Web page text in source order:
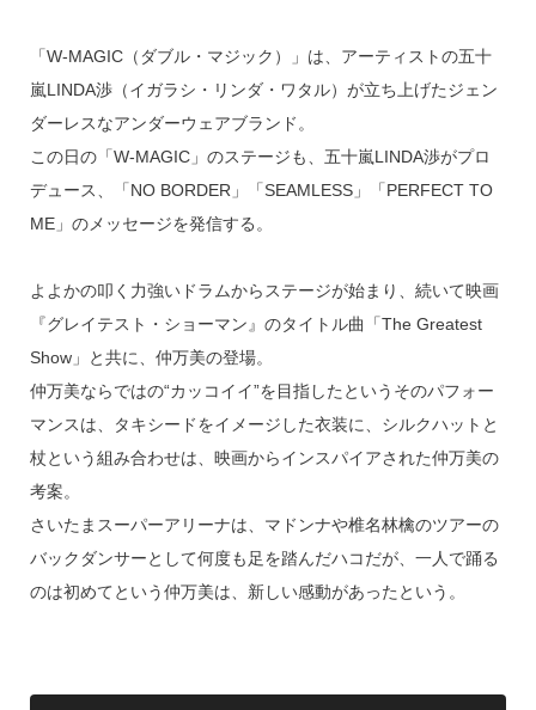
「W-MAGIC（ダブル・マジック）」は、アーティストの五十
嵐LINDA渉（イガラシ・リンダ・ワタル）が立ち上げたジェン
ダーレスなアンダーウェアブランド。
この日の「W-MAGIC」のステージも、五十嵐LINDA渉がプロ
デュース、「NO BORDER」「SEAMLESS」「PERFECT TO
ME」のメッセージを発信する。
よよかの叩く力強いドラムからステージが始まり、続いて映画
『グレイテスト・ショーマン』のタイトル曲「The Greatest
Show」と共に、仲万美の登場。
仲万美ならではの“カッコイイ”を目指したというそのパフォー
マンスは、タキシードをイメージした衣装に、シルクハットと
杖という組み合わせは、映画からインスパイアされた仲万美の
考案。
さいたまスーパーアリーナは、マドンナや椎名林檎のツアーの
バックダンサーとして何度も足を踏んだハコだが、一人で踊る
のは初めてという仲万美は、新しい感動があったという。